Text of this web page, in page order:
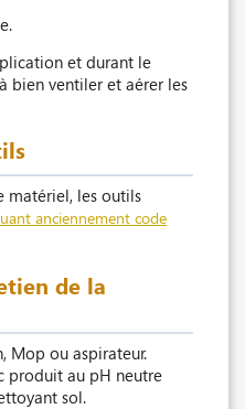
et durant le
bien ventiler et aérer les
matériel, les outils
anciennement code
de la
Mop ou aspirateur.
produit au pH neutre
sol.